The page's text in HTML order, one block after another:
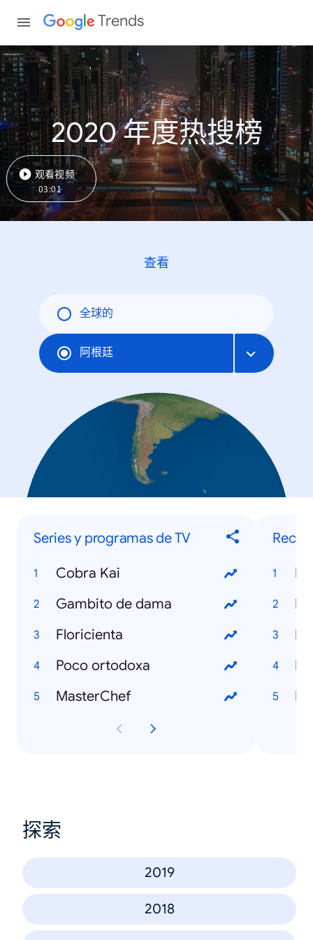
Trends
2020 年度热搜榜
观看视频
03:01
查看
全球的
阿根廷
Series y programas de TV
Cobra Kai
Gambito de dama
Floricienta
Poco ortodoxa
MasterChef
探索
2019
2018